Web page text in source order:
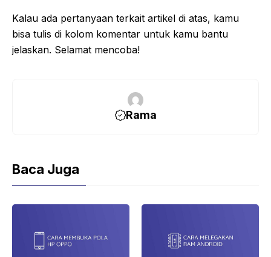
Kalau ada pertanyaan terkait artikel di atas, kamu
bisa tulis di kolom komentar untuk kamu bantu
jelaskan. Selamat mencoba!
Rama
Baca Juga